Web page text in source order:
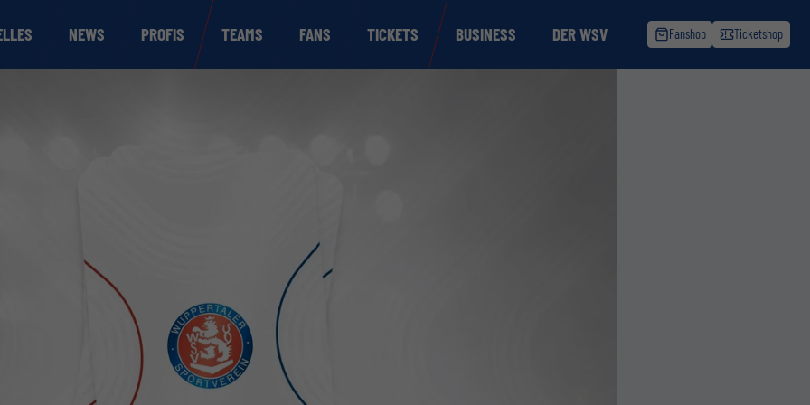
NEWS PROFIS TEAMS FANS TICKETS BUSINESS DER WSV Fanshop Ticketshop